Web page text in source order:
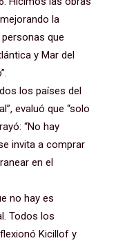
la
que
y Mar del
los países del
evaluó que “solo
“No hay
invita a comprar
en el
no hay es
Todos los
Kicillof y